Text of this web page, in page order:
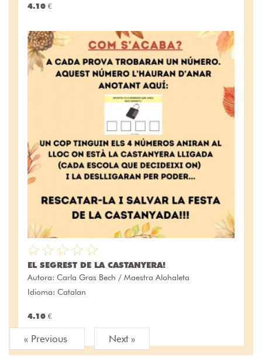
4.10 €
EL SEGREST DE LA CASTANYERA!
Autora: Carla Gras Bech / Maestra Alohaleta
Idioma: Catalan
4.10 €
« Previous Next »